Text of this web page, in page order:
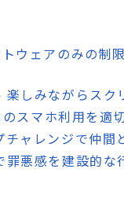
ウェアのみの制
楽しみながらスク
スマホ利用を適
チャレンジで仲間
悪感を建設的な